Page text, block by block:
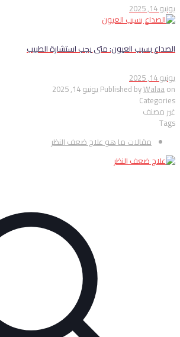
يونيو 14, 2025
الصداع بسبب العيون: متى يجب استشارة الطبيب
يونيو 14, 2025
Published byWalaaon يونيو 14, 2025
Categories
غير مصنف
Tags
مقالات ما هو علاج ضعف النظر